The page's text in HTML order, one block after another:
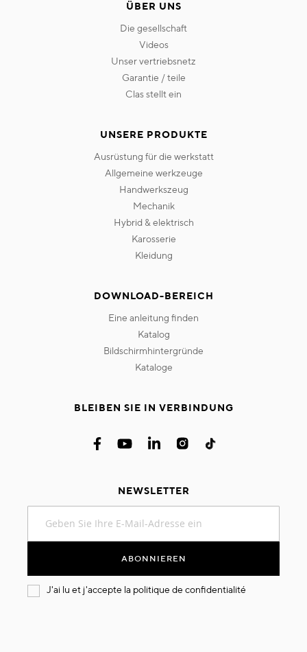
ÜBER UNS
die gesellschaft
videos
unser vertriebsnetz
garantie / teile
clas stellt ein
UNSERE PRODUKTE
ausrüstung für die werkstatt
allgemeine werkzeuge
handwerkszeug
mechanik
hybrid & elektrisch
karosserie
kleidung
DOWNLOAD-BEREICH
eine anleitung finden
katalog
bildschirmhintergründe
kataloge
BLEIBEN SIE IN VERBINDUNG
NEWSLETTER
sich
an:
ABONNIEREN
J'ai lu et j'accepte la politique de confidentialité